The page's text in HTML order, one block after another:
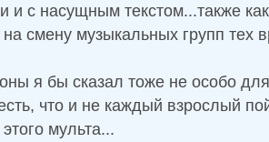
и с насущным текстом...также
смену музыкальных групп тех
я бы сказал тоже не особо
что и не каждый взрослый
мульта...